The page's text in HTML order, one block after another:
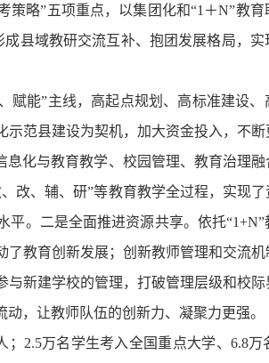
略”五项重点，以集团化和“1＋N”教
县域教研交流互补、抱团发展格局，
赋能”主线，高起点规划、高标准建设
范县建设为契机，加大资金投入，不
化与教育教学、校园管理、教育治理
改、辅、研”等教育教学全过程，实现
。二是全面推进资源共享。依托
教育创新发展；创新教师管理和交流
新建学校的管理，打破管理层级和校
，让教师队伍的创新力、凝聚力更强。
2.5万名学生考入全国重点大学、6.8万